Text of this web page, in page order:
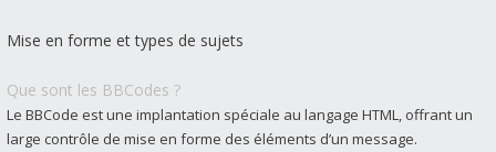
Mise en forme et types de sujets
Que sont les BBCodes ?
Le BBCode est une implantation spéciale au langage HTML, offrant un
large contrôle de mise en forme des éléments d’un message.